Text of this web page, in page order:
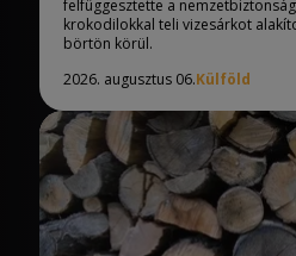
felfüggesztette a
krokodilokkal teli vizesárkot
börtön körül.
2026. augusztus 06.Külföld